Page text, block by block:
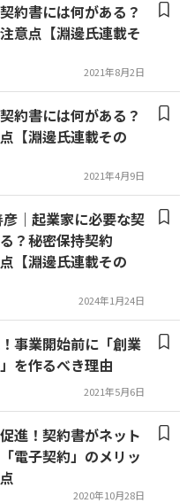
約書には何がある？
意点【淵邊氏連載そ
2021年8月2日
約書には何がある？
【淵邊氏連載その
2021年4月9日
｜起業家に必要な契
？秘密保持契約
点【淵邊氏連載その
2024年1月24日
事業開始前に「創業
を作るべき理由
2021年5月6日
進！契約書がネット
電子契約」のメリッ
2020年10月28日